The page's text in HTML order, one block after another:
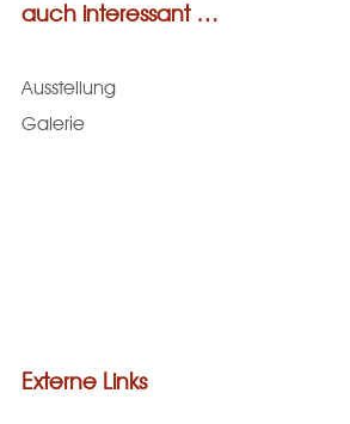
auch interessant …
Ausstellung
Galerie
Externe Links